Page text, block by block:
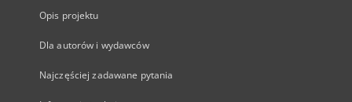
Opis projektu
Dla autorów i wydawców
Najczęściej zadawane pytania